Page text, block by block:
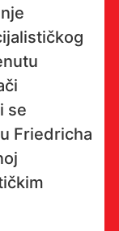
se
Friedricha